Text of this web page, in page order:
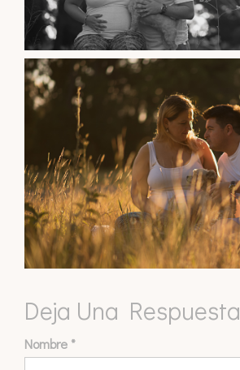
Deja Una Respuesta
Nombre *